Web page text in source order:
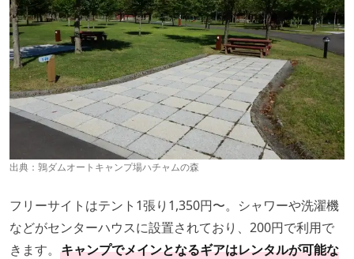
出典： 鶉ダムオートキャンプ場ハチャムの森
フリーサイトはテント1張り1,350円〜。シャワーや洗濯機
などがセンターハウスに設置されており、200円で利用で
きます。 キャンプでメインとなるギアはレンタルが可能な